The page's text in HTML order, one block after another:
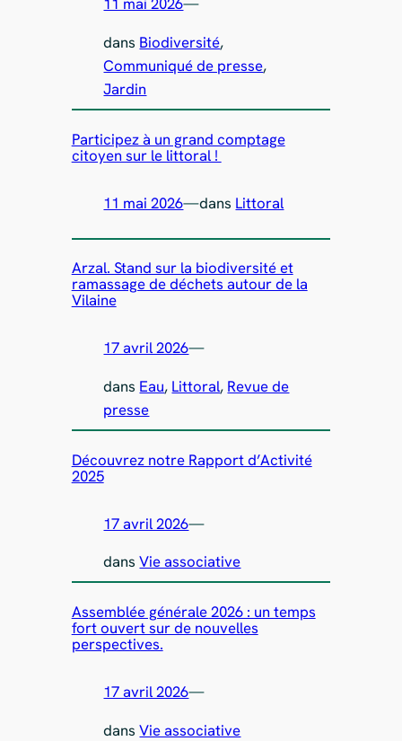
dans Biodiversité
Communiqué de presse
Jardin
Participez à un grand comptage
citoyen sur le littoral !
11 mai 2026—dans Littoral
Arzal. Stand sur la biodiversité et
ramassage de déchets autour de la
Vilaine
17 avril 2026—
dans Eau, Littoral, Revue de
presse
Découvrez notre Rapport d’Activité
2025
17 avril 2026—
dansVie associative
Assemblée générale 2026 : un temps
fort ouvert sur de nouvelles
perspectives.
17 avril 2026—
dansVie associative